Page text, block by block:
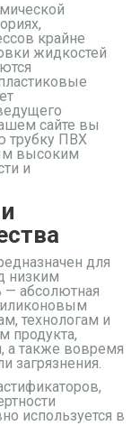
крайне
жидкостей
сайте вы
трубку ПВХ
высоким
и
для
низким
— абсолютная
технологам и
продукта,
а также вовремя
загрязнения.
используется в